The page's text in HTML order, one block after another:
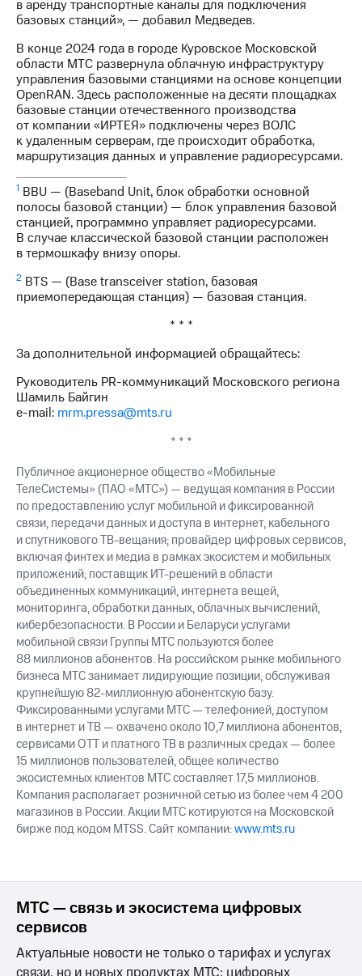
в аренду транспортные каналы для подключения
базовых станций», — добавил Медведев.
В конце 2024 года в городе Куровское Московской
области МТС развернула облачную инфраструктуру
управления базовыми станциями на основе концепции
OpenRAN. Здесь расположенные на десяти площадках
базовые станции отечественного производства
от компании «ИРТЕЯ» подключены через ВОЛС
к удаленным серверам, где происходит обработка,
маршрутизация данных и управление радиоресурсами.
1 BBU — (Baseband Unit, блок обработки основной
полосы базовой станции) — блок управления базовой
станцией, программно управляет радиоресурсами.
В случае классической базовой станции расположен
в термошкафу внизу опоры.
2 BTS — (Base transceiver station, базовая
приемопередающая станция) — базовая станция.
* * *
За дополнительной информацией обращайтесь:
Руководитель PR-коммуникаций Московского региона
Шамиль Байгин
e-mail: mrm.pressa@mts.ru
* * *
Публичное акционерное общество «Мобильные
ТелеСистемы» (ПАО «МТС») — ведущая компания в России
по предоставлению услуг мобильной и фиксированной
связи, передачи данных и доступа в интернет, кабельного
и спутникового ТВ-вещания; провайдер цифровых сервисов,
включая финтех и медиа в рамках экосистем и мобильных
приложений; поставщик ИТ-решений в области
объединенных коммуникаций, интернета вещей,
мониторинга, обработки данных, облачных вычислений,
кибербезопасности. В России и Беларуси услугами
мобильной связи Группы МТС пользуются более
88 миллионов абонентов. На российском рынке мобильного
бизнеса МТС занимает лидирующие позиции, обслуживая
крупнейшую 82-миллионную абонентскую базу.
Фиксированными услугами МТС — телефонией, доступом
в интернет и ТВ — охвачено около 10,7 миллиона абонентов,
сервисами OTT и платного ТВ в различных средах — более
15 миллионов пользователей, общее количество
экосистемных клиентов МТС составляет 17,5 миллионов.
Компания располагает розничной сетью из более чем 4 200
магазинов в России. Акции МТС котируются на Московской
бирже под кодом MTSS. Сайт компании:www.mts.ru
МТС — связь и экосистема цифровых
сервисов
Актуальные новости не только о тарифах и услугах